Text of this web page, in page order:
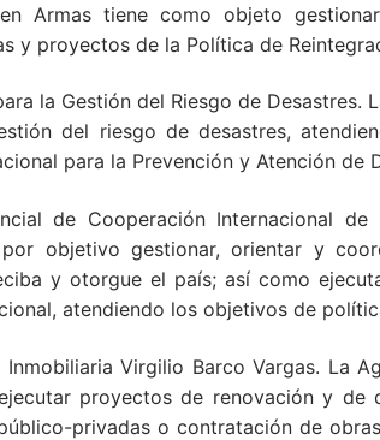
Armas tiene como objeto
y proyectos de la Política de
la Gestión del Riesgo de
del riesgo de desastres,
para la Prevención y Atención de
de Cooperación Internacional
objetivo gestionar, orientar y
y otorgue el país; así como
atendiendo los objetivos de
Inmobiliaria Virgilio Barco Vargas. La
proyectos de renovación y
privadas o contratación de